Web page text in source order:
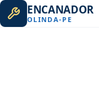
ENCANADOR
OLINDA-PE